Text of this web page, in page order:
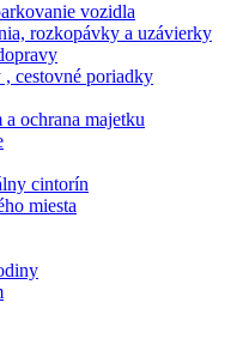
vozidla
rozkopávky a uzávierky
cestovné poriadky
ochrana majetku
cintorín
miesta